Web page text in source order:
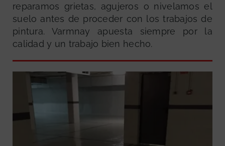
reparamos grietas, agujeros o nivelamos el
suelo antes de proceder con los trabajos de
pintura. Varmnay apuesta siempre por la
calidad y un trabajo bien hecho.